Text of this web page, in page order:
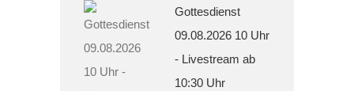
Gottesdienst
09.08.2026 10 Uhr
- Livestream ab
10:30 Uhr